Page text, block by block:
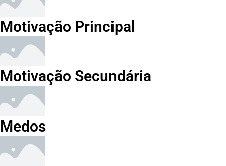
Motivação Principal
Motivação Secundária
Medos